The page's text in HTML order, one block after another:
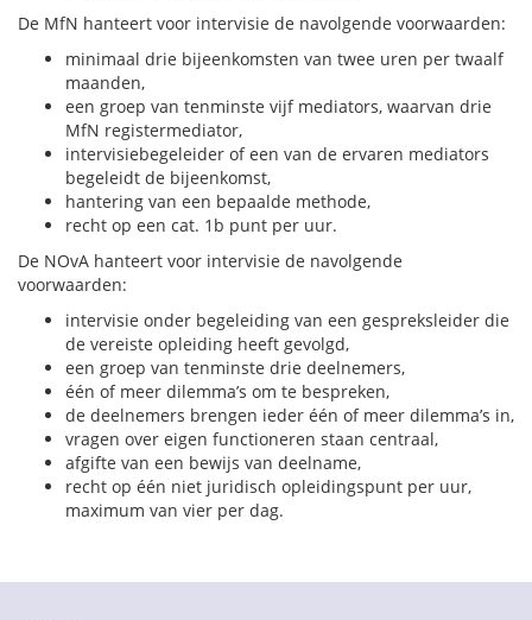
De MfN hanteert voor intervisie de navolgende voorwaarden:
minimaal drie bijeenkomsten van twee uren per twaalf
maanden,
een groep van tenminste vijf mediators, waarvan drie
MfN registermediator,
intervisiebegeleider of een van de ervaren mediators
begeleidt de bijeenkomst,
hantering van een bepaalde methode,
recht op een cat. 1b punt per uur.
De NOvA hanteert voor intervisie de navolgende
voorwaarden:
intervisie onder begeleiding van een gespreksleider die
de vereiste opleiding heeft gevolgd,
een groep van tenminste drie deelnemers,
één of meer dilemma’s om te bespreken,
de deelnemers brengen ieder één of meer dilemma’s in,
vragen over eigen functioneren staan centraal,
afgifte van een bewijs van deelname,
recht op één niet juridisch opleidingspunt per uur,
maximum van vier per dag.